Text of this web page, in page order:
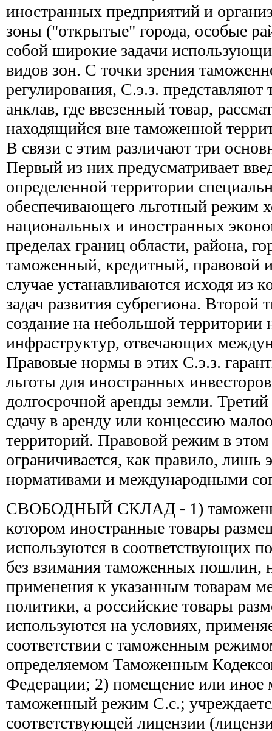
иностранных предприятий и
зоны ("открытые" города, особые
собой широкие задачи
видов зон. С точки зрения
регулирования, С.э.з. представляют
анклав, где ввезенный товар,
находящийся вне таможенной
В связи с этим различают три
Первый из них предусматривает
определенной территории
обеспечивающего льготный режим
национальных и иностранных
пределах границ области, района,
таможенный, кредитный, правовой
случае устанавливаются исходя из
задач развития субрегиона. Второй
создание на небольшой территории
инфраструктур, отвечающих
Правовые нормы в этих С.э.з.
льготы для иностранных
долгосрочной аренды земли.
сдачу в аренду или концессию
территорий. Правовой режим в этом
ограничивается, как правило, лишь
нормативами и международными
СВОБОДНЫЙ СКЛАД - 1)
котором иностранные товары
используются в соответствующих
без взимания таможенных пошлин,
применения к указанным товарам
политики, а российские товары
используются на условиях,
соответствии с таможенным
определяемом Таможенным
Федерации; 2) помещение или иное
таможенный режим С.с.;
соответствующей лицензии